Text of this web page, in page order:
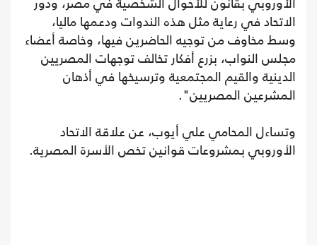
الاتحاد في رعاية مثل هذه الندوات ودعمها ماليا،
وسط مخاوف من توجيه الحاضرين فيها، وخاصة أعضاء
مجلس النواب، بزرع أفكار تخالف توجهات المصريين
الدينية والقيم المجتمعية وترسيخها في أذهان
المشرعين المصريين".
وتساءل المحامي علي أيوب، عن علاقة الاتحاد
الأوروبي بمشروعات قوانين تخص الأسرة المصرية.